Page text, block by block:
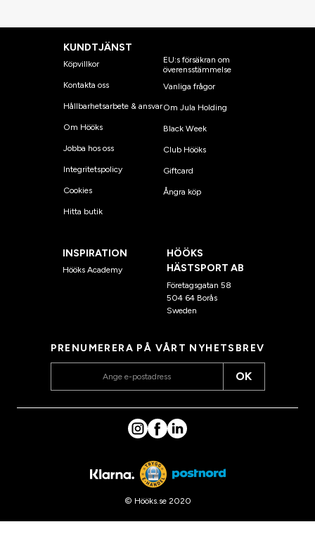
KUNDTJÄNST
Köpvillkor
Kontakta oss
Hållbarhetsarbete & ansvar
Om Hööks
Jobba hos oss
Integritetspolicy
Cookies
Hitta butik
EU:s försäkran om
överensstämmelse
Vanliga frågor
Om Jula Holding
Black Week
Club Hööks
Giftcard
Ångra köp
INSPIRATION
Hööks Academy
HÖÖKS
HÄSTSPORT AB
Företagsgatan 58
504 64 Borås
Sweden
PRENUMERERA PÅ VÅRT NYHETSBREV
OK
© Hööks.se 2020